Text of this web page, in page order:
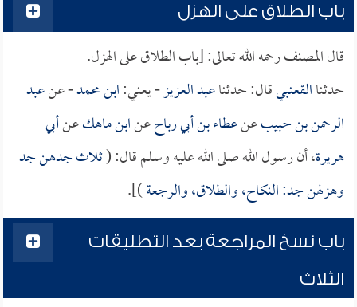
باب الطلاق على الهزل
قال المصنف رحمه الله تعالى: [باب الطلاق على الهزل.
حدثناالقعنبيقال: حدثناعبد العزيز- يعني:ابن محمد- عنعبد
الرحمن بن حبيبعنعطاء بن أبي رباحعنابن ماهكعنأبي
هريرة، أن رسول الله صلى الله عليه وسلم قال: (ثلاث جدهن جد
وهزلهن جد: النكاح، والطلاق، والرجعة)].
باب نسخ المراجعة بعد التطليقات
الثلاث